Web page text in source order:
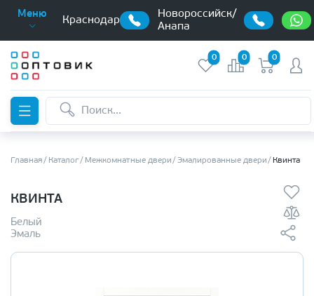
Меню
Краснодар
Новороссийск/
Анапа
0 0 0
Главная Каталог Межкомнатные двери Эмалированные двери Квинта
КВИНТА
Белый
Эмаль